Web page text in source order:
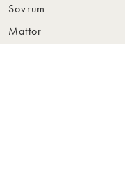
Sovrum
Mattor